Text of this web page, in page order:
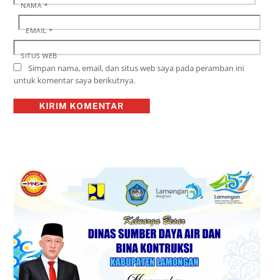
NAMA*
EMAIL*
SITUS WEB
Simpan nama, email, dan situs web saya pada peramban ini
untuk komentar saya berikutnya.